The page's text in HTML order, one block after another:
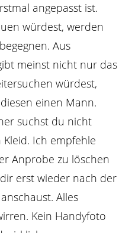
angepasst ist.
würdest, werden
Aus
meinst nicht nur das
würdest,
einen Mann.
suchst du nicht
Ich empfehle
Anprobe zu löschen
erst wieder nach der
Alles
Kein Handyfoto